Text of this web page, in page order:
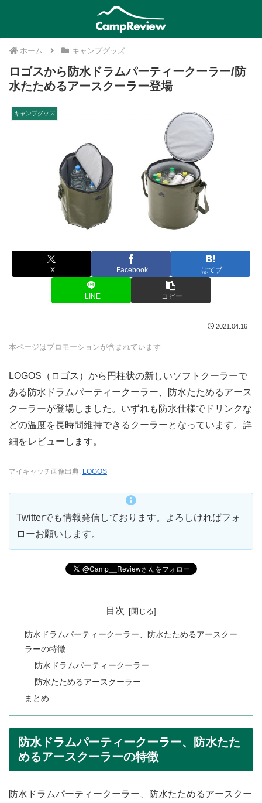
ホーム キャンプグッズ
ロゴスから防水ドラムパーティークーラー/防
水たためるアースクーラー登場
キャンプグッズ
X Facebook はてブ
LINE コピー
2021.04.16
本ページはプロモーションが含まれています
LOGOS（ロゴス）から円柱状の新しいソフトクーラーで
ある防水ドラムパーティークーラー、防水たためるアース
クーラーが登場しました。いずれも防水仕様でドリンクな
どの温度を長時間維持できるクーラーとなっています。詳
細をレビューします。
アイキャッチ画像出典: LOGOS
Twitterでも情報発信しております。よろしければフォ
ローお願いします。
目次
防水ドラムパーティークーラー、防水たためるアースクー
ラーの特徴
防水ドラムパーティークーラー
防水たためるアースクーラー
まとめ
防水ドラムパーティークーラー、防水たた
めるアースクーラーの特徴
防水ドラムパーティークーラー、防水たためるアースクー